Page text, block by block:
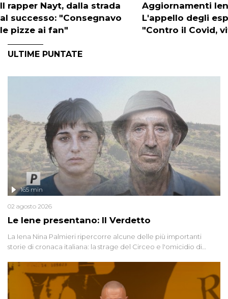
Il rapper Nayt, dalla strada
al successo: "Consegnavo
le pizze ai fan"
Aggiornamenti
L'appello degli
"Contro il Covid,
ULTIME PUNTATE
Le Iene presentano: Il Verdetto
165 min
02 agosto 2026
La Iena Nina Palmieri ripercorre alcune delle più importanti
storie di cronaca italiana: la strage del Circeo e l'omicidio di